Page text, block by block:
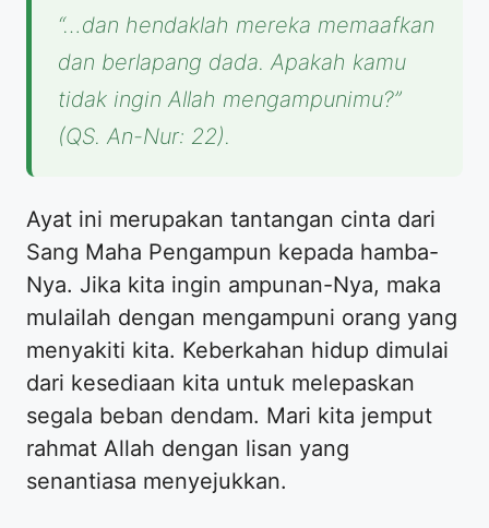
“…dan hendaklah mereka memaafkan
dan berlapang dada. Apakah kamu
tidak ingin Allah mengampunimu?”
(QS. An-Nur: 22).
Ayat ini merupakan tantangan cinta dari
Sang Maha Pengampun kepada hamba-
Nya. Jika kita ingin ampunan-Nya, maka
mulailah dengan mengampuni orang yang
menyakiti kita. Keberkahan hidup dimulai
dari kesediaan kita untuk melepaskan
segala beban dendam. Mari kita jemput
rahmat Allah dengan lisan yang
senantiasa menyejukkan.